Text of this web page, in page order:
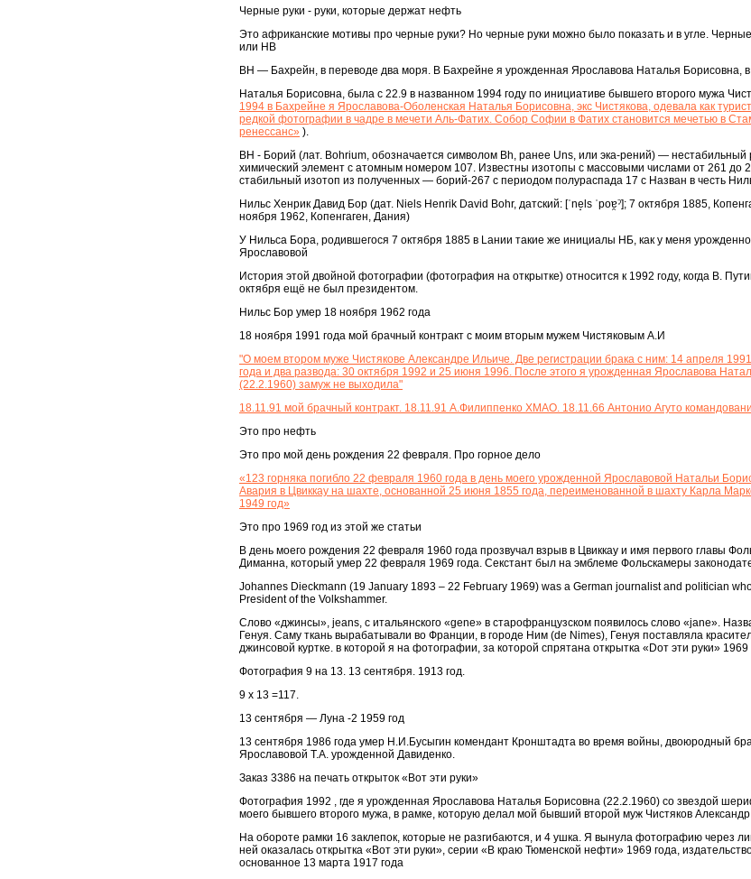
Черные руки - руки, которые держат нефть
Это африканские мотивы про черные руки? Но черные руки можно было показать и в угле.
или HB
BH — Бахрейн, в переводе два моря. В Бахрейне я урожденная Ярославова Наталья Борисовна, в
Наталья Борисовна, была с 22.9 в названном 1994 году по инициативе бывшего второго мужа
1994 в Бахрейне я Ярославова-Оболенская Наталья Борисовна, экс Чистякова, одевала как
редкой фотографии в чадре в мечети Аль-Фатих. Собор Софии в Фатих становится мечетью в
ренессанс» ).
BH - Борий (лат. Bohrium, обозначается символом Bh, ранее Uns, или эка-рений) — нестабильный
химический элемент с атомным номером 107. Известны изотопы с массовыми числами от 261 до
стабильный изотоп из полученных — борий-267 с периодом полураспада 17 с Назван в честь
Нильс Хенрик Давид Бор (дат. Niels Henrik David Bohr, датский: [ˈne̝ls ˈpoɐ̯ˀ]; 7 октября 1885,
ноября 1962, Копенгаген, Дания)
У Нильса Бора, родившегося 7 октября 1885 в Lании такие же инициалы НБ, как у меня
Ярославовой
История этой двойной фотографии (фотография на открытке) относится к 1992 году, когда В.
октября ещё не был президентом.
Нильс Бор умер 18 ноября 1962 года
18 ноября 1991 года мой брачный контракт с моим вторым мужем Чистяковым А.И
"О моем втором муже Чистякове Александре Ильиче. Две регистрации брака с ним: 14 апреля
года и два развода: 30 октября 1992 и 25 июня 1996. После этого я урожденная Ярославова
(22.2.1960) замуж не выходила"
18.11.91 мой брачный контракт. 18.11.91 А.Филиппенко ХМАО. 18.11.66 Антонио Агуто
Это про нефть
Это про мой день рождения 22 февраля. Про горное дело
«123 горняка погибло 22 февраля 1960 года в день моего урожденной Ярославовой Натальи
Авария в Цвиккау на шахте, основанной 25 июня 1855 года, переименованной в шахту Карла
1949 год»
Это про 1969 год из этой же статьи
В день моего рождения 22 февраля 1960 года прозвучал взрыв в Цвиккау и имя первого главы
Диманна, который умер 22 февраля 1969 года. Секстант был на эмблеме Фольскамеры
Johannes Dieckmann (19 January 1893 – 22 February 1969) was a German journalist and politician
President of the Volkshammer.
Слово «джинсы», jeans, с итальянского «gene» в старофранцузском появилось слово «jane».
Генуя. Саму ткань вырабатывали во Франции, в городе Ним (de Nimes), Генуя поставляла
джинсовой куртке. в которой я на фотографии, за которой спрятана открытка «Dот эти руки» 1969
Фотография 9 на 13. 13 сентября. 1913 год.
9 х 13 =117.
13 сентября — Луна -2 1959 год
13 сентября 1986 года умер Н.И.Бусыгин комендант Кронштадта во время войны, двоюродный
Ярославовой Т.А. урожденной Давиденко.
Заказ 3386 на печать открыток «Вот эти руки»
Фотография 1992 , где я урожденная Ярославова Наталья Борисовна (22.2.1960) со звездой
моего бывшего второго мужа, в рамке, которую делал мой бывший второй муж Чистяков
На обороте рамки 16 заклепок, которые не разгибаются, и 4 ушка. Я вынула фотографию через
ней оказалась открытка «Вот эти руки», серии «В краю Тюменской нефти» 1969 года,
основанное 13 марта 1917 года